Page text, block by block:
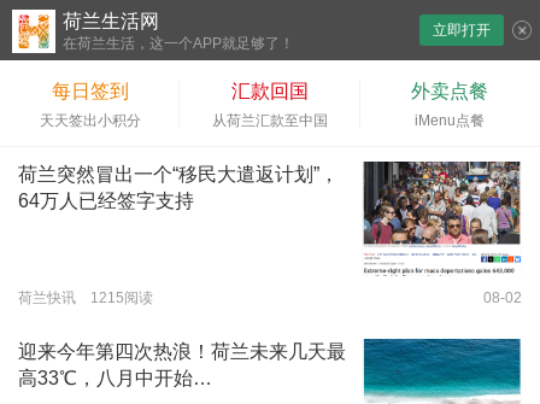
荷兰生活网
在荷兰生活，这一个APP就足够了！
立即打开
每日签到
天天签出小积分
汇款回国
从荷兰汇款至中国
外卖点餐
iMenu点餐
荷兰突然冒出一个“移民大遣返计划”，
64万人已经签字支持
荷兰快讯 1215阅读 08-02
迎来今年第四次热浪！荷兰未来几天最
高33℃，八月中开始…